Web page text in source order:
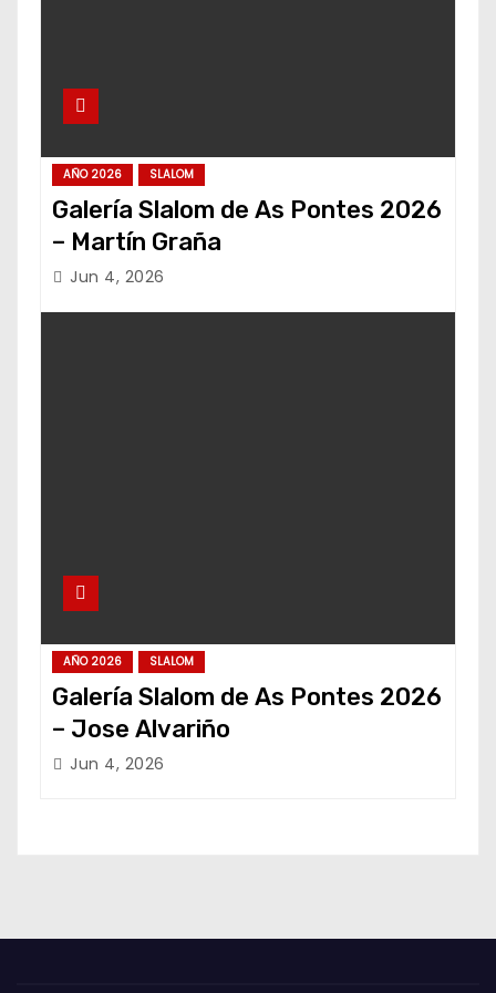
AÑO 2026 SLALOM
Galería Slalom de As Pontes 2026
– Martín Graña
Jun 4, 2026
AÑO 2026 SLALOM
Galería Slalom de As Pontes 2026
– Jose Alvariño
Jun 4, 2026